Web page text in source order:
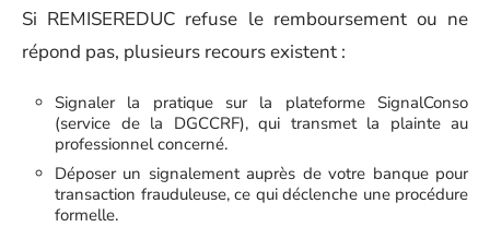
Si REMISEREDUC refuse le remboursement ou ne
répond pas, plusieurs recours existent :
Signaler la pratique sur la plateforme SignalConso
(service de la DGCCRF), qui transmet la plainte au
professionnel concerné.
Déposer un signalement auprès de votre banque pour
transaction frauduleuse, ce qui déclenche une procédure
formelle.